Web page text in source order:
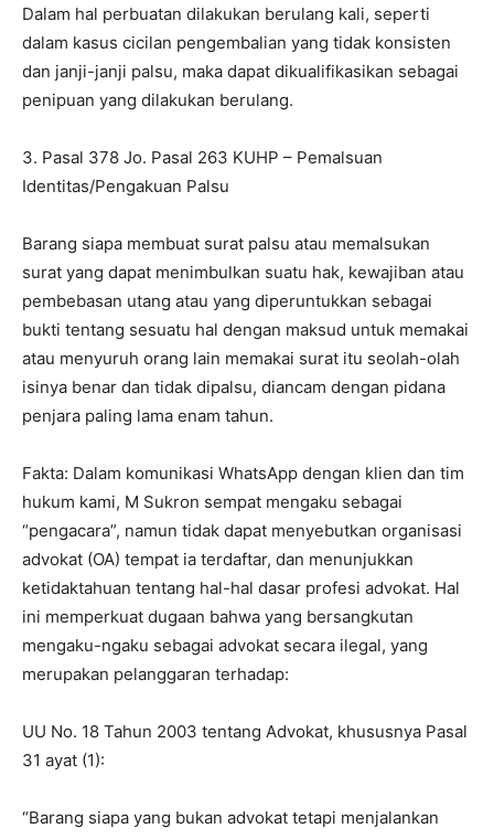
Dalam hal perbuatan dilakukan berulang kali, seperti
dalam kasus cicilan pengembalian yang tidak konsisten
dan janji-janji palsu, maka dapat dikualifikasikan sebagai
penipuan yang dilakukan berulang.
3. Pasal 378 Jo. Pasal 263 KUHP – Pemalsuan
Identitas/Pengakuan Palsu
Barang siapa membuat surat palsu atau memalsukan
surat yang dapat menimbulkan suatu hak, kewajiban atau
pembebasan utang atau yang diperuntukkan sebagai
bukti tentang sesuatu hal dengan maksud untuk memakai
atau menyuruh orang lain memakai surat itu seolah-olah
isinya benar dan tidak dipalsu, diancam dengan pidana
penjara paling lama enam tahun.
Fakta: Dalam komunikasi WhatsApp dengan klien dan tim
hukum kami, M Sukron sempat mengaku sebagai
“pengacara”, namun tidak dapat menyebutkan organisasi
advokat (OA) tempat ia terdaftar, dan menunjukkan
ketidaktahuan tentang hal-hal dasar profesi advokat. Hal
ini memperkuat dugaan bahwa yang bersangkutan
mengaku-ngaku sebagai advokat secara ilegal, yang
merupakan pelanggaran terhadap:
UU No. 18 Tahun 2003 tentang Advokat, khususnya Pasal
31 ayat (1):
“Barang siapa yang bukan advokat tetapi menjalankan